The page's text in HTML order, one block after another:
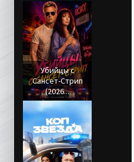
Убийцы с
Сансет-Стрип
(2026...